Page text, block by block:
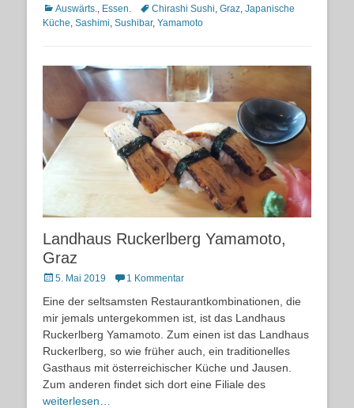
Kategorien
Auswärts., Essen. Schlagworte
Chirashi Sushi, Graz, Japanische
Küche, Sashimi, Sushibar, Yamamoto
Landhaus Ruckerlberg Yamamoto,
Graz
Posted
5. Mai 2019 1 Kommentar
Eine der seltsamsten Restaurantkombinationen, die
mir jemals untergekommen ist, ist das Landhaus
Ruckerlberg Yamamoto. Zum einen ist das Landhaus
Ruckerlberg, so wie früher auch, ein traditionelles
Gasthaus mit österreichischer Küche und Jausen.
Zum anderen findet sich dort eine Filiale des
weiterlesen…